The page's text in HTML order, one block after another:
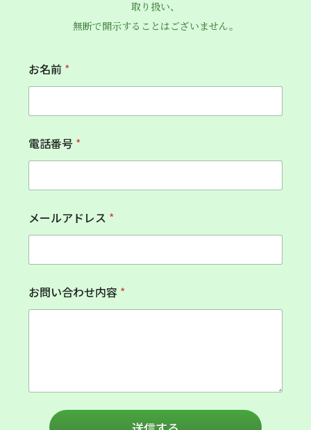
取り扱い、
無断で開示することはございません。
お名前 *
お
名
電
番
号
電話番号 *
メールアドレス *
お問い合わせ内容 *